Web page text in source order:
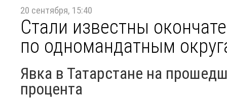
20 сентября, 15:40
Стали известны
по одномандатным
Явка в Татарстане на
процента